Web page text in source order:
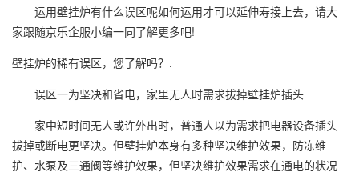
运用壁挂炉有什么误区呢如何运用才可以延伸寿接上去，请大
家跟随京乐企服小编一同了解更多吧!
壁挂炉的稀有误区，您了解吗？.
误区一为坚决和省电，家里无人时需求拔掉壁挂炉插头
家中短时间无人或许外出时，普通人以为需求把电器设备插头
拔掉或断电更坚决。但壁挂炉本身有多种坚决维护效果，防冻维
护、水泵及三通阀等维护效果，但坚决维护效果需求在通电的状况